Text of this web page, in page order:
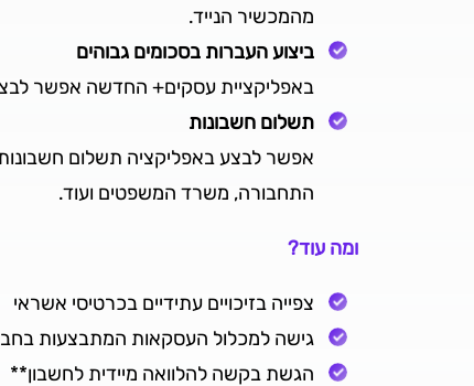
מהמכשיר הנייד.
ביצוע העברות בסכומים גבוהים
באפליקציית עסקים+ החדשה אפשר
תשלום חשבונות
אפשר לבצע באפליקציה תשלום
התחבורה, משרד המשפטים ועוד.
ומה עוד?
צפייה בזיכויים עתידיים בכרטיסי אשראי
גישה למכלול העסקאות המתבצעות
הגשת בקשה להלוואה מיידית לחשבון**